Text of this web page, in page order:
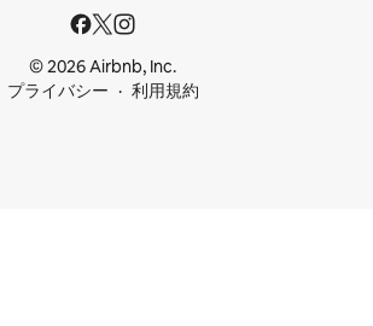
© 2026 Airbnb, Inc.
プライバシー
利用規約